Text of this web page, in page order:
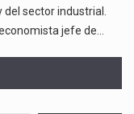
sector industrial.
jefe de…